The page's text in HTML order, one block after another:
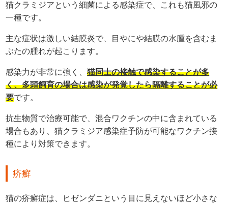
猫クラミジアという細菌による感染症で、これも猫風邪の
一種です。
主な症状は激しい結膜炎で、目やにや結膜の水腫を含むま
ぶたの腫れが起こります。
感染力が非常に強く、猫同士の接触で感染することが多
く、多頭飼育の場合は感染が発覚したら隔離することが必
要です。
抗生物質で治療可能で、混合ワクチンの中に含まれている
場合もあり、猫クラミジア感染症予防が可能なワクチン接
種により対策できます。
疥癬
猫の疥癬症は、ヒゼンダニという目に見えないほど小さな